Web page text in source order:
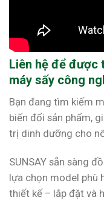
Liên hệ để được
máy sấy công
Bạn đang tìm kiếm
biến đổi sản phẩm,
trị dinh dưỡng cho
SUNSAY sẵn sàng
lựa chọn model phù
thiết kế – lắp đặt và